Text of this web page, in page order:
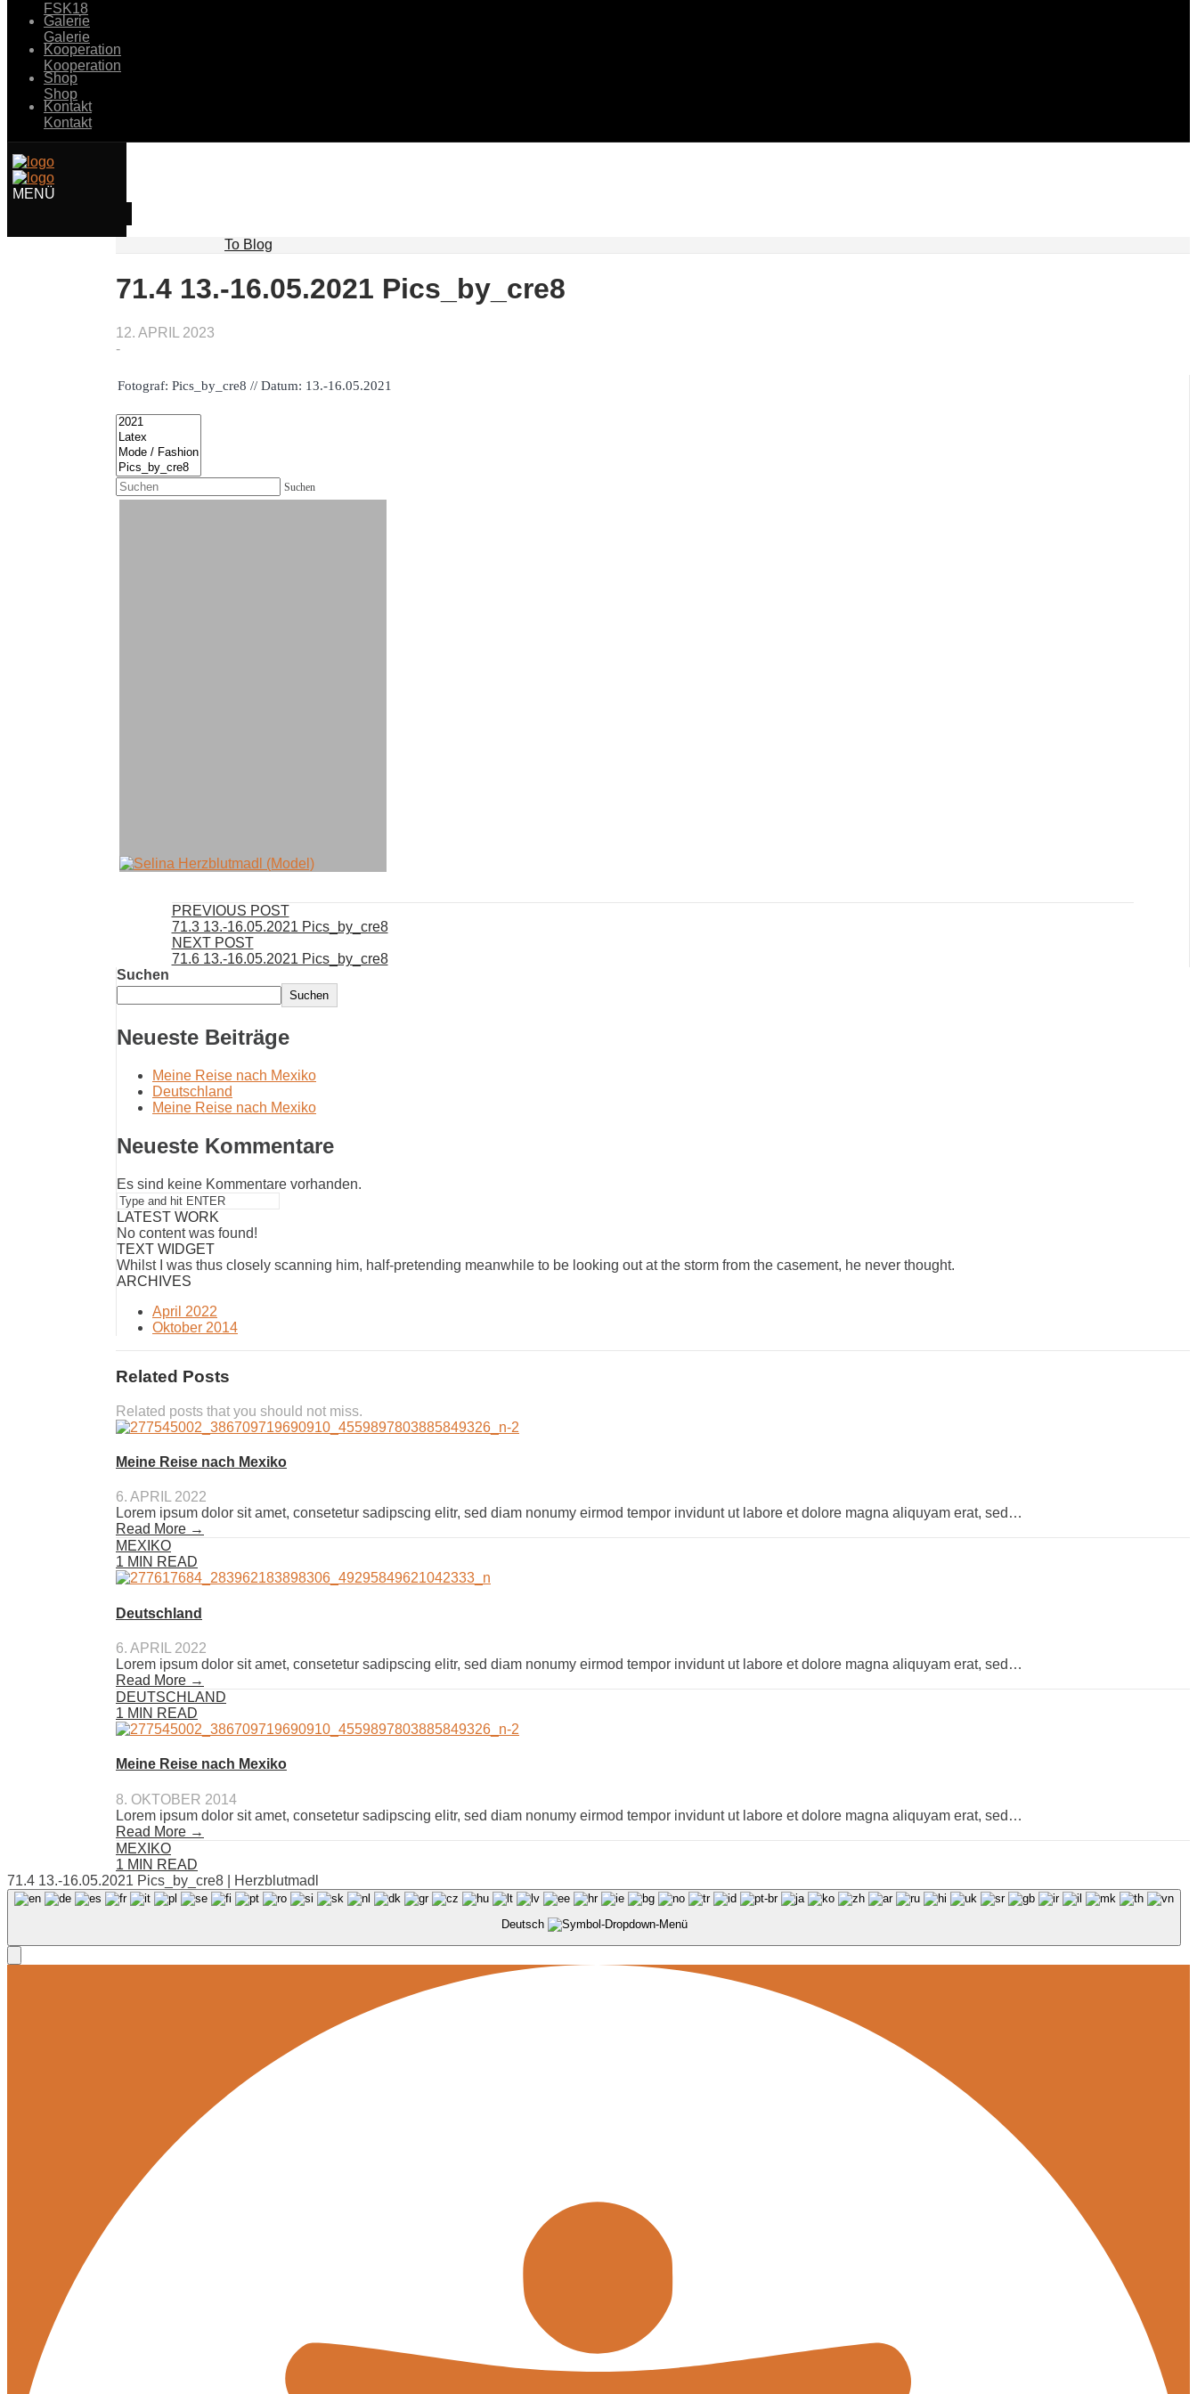
FSK18
Galerie
Galerie
Kooperation
Kooperation
Shop
Shop
Kontakt
Kontakt
To Blog
71.4 13.-16.05.2021 Pics_by_cre8
12. APRIL 2023
-
Fotograf: Pics_by_cre8 // Datum: 13.-16.05.2021
Suchen
PREVIOUS POST
71.3 13.-16.05.2021 Pics_by_cre8
NEXT POST
71.6 13.-16.05.2021 Pics_by_cre8
Suchen
Suchen
Neueste Beiträge
Meine Reise nach Mexiko
Deutschland
Meine Reise nach Mexiko
Neueste Kommentare
Es sind keine Kommentare vorhanden.
LATEST WORK
No content was found!
TEXT WIDGET
Whilst I was thus closely scanning him, half-pretending meanwhile to be looking out at the storm from the casement, he never thought.
ARCHIVES
April 2022
Oktober 2014
Related Posts
Related posts that you should not miss.
Meine Reise nach Mexiko
6. APRIL 2022
Lorem ipsum dolor sit amet, consetetur sadipscing elitr, sed diam nonumy eirmod tempor invidunt ut labore et dolore magna aliquyam erat, sed…
Read More →
MEXIKO
1 MIN READ
Deutschland
6. APRIL 2022
Lorem ipsum dolor sit amet, consetetur sadipscing elitr, sed diam nonumy eirmod tempor invidunt ut labore et dolore magna aliquyam erat, sed…
Read More →
DEUTSCHLAND
1 MIN READ
Meine Reise nach Mexiko
8. OKTOBER 2014
Lorem ipsum dolor sit amet, consetetur sadipscing elitr, sed diam nonumy eirmod tempor invidunt ut labore et dolore magna aliquyam erat, sed…
Read More →
MEXIKO
1 MIN READ
71.4 13.-16.05.2021 Pics_by_cre8 | Herzblutmadl
Deutsch